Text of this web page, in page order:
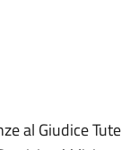
al Giudice